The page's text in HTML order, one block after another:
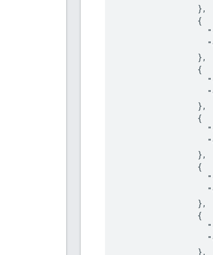
                },
                {
                },
                {
                },
                {
                },
                {
                },
                {
                },